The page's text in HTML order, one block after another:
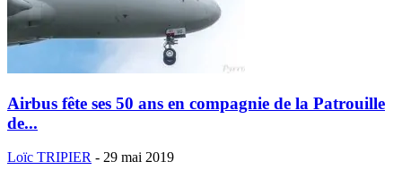
Airbus fête ses 50 ans en compagnie de la Patrouille
de...
Loïc TRIPIER - 29 mai 2019